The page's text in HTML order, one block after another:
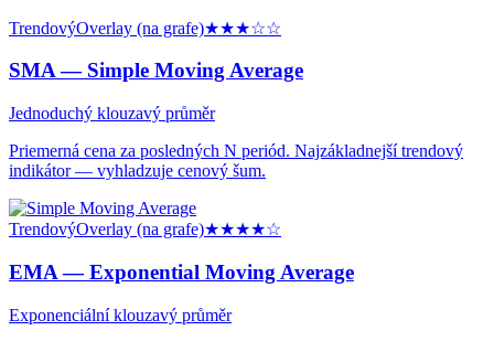
TrendovýOverlay (na grafe)★★★☆☆
SMA — Simple Moving Average
Jednoduchý klouzavý průměr
Priemerná cena za posledných N periód. Najzákladnejší trendový
indikátor — vyhladzuje cenový šum.
TrendovýOverlay (na grafe)★★★★☆
EMA —Exponential Moving Average
Exponenciální klouzavý průměr